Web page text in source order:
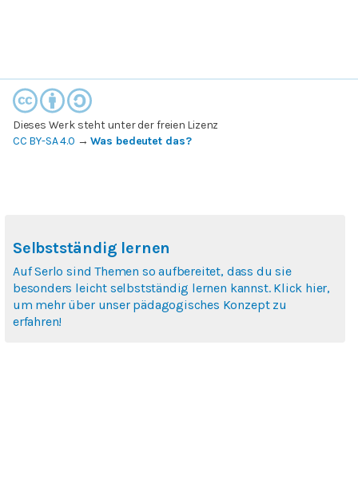
Dieses Werk steht unter der freien Lizenz
CC BY-SA 4.0 →Was bedeutet das?
Selbstständig lernen
Auf Serlo sind Themen so aufbereitet, dass du sie
besonders leicht selbstständig lernen kannst. Klick hier,
um mehr über unser pädagogisches Konzept zu
erfahren!